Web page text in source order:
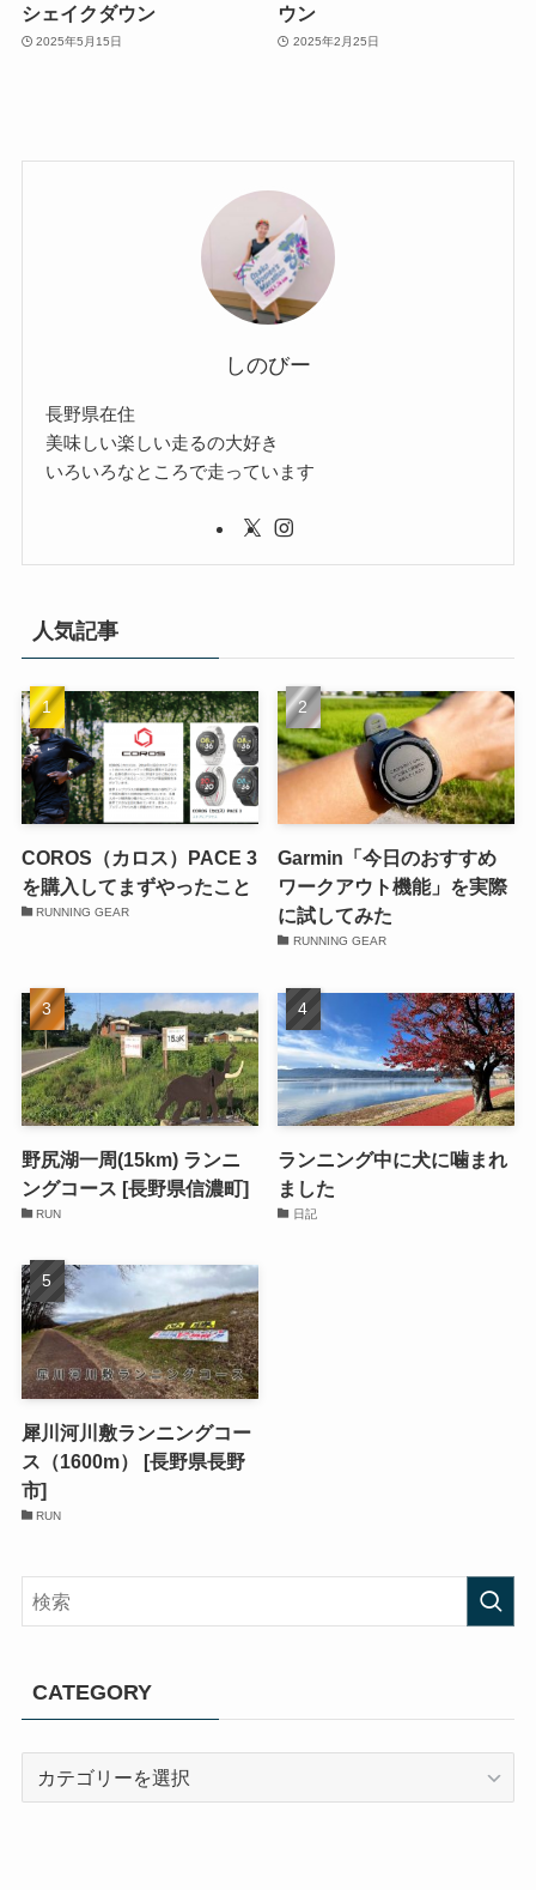
シェイクダウン
2025年5月15日
ウン
2025年2月25日
しのびー
長野県在住
美味しい楽しい走るの大好き
いろいろなところで走っています
人気記事
COROS（カロス）PACE 3
を購入してまずやったこと
RUNNING GEAR
Garmin「今日のおすすめ
ワークアウト機能」を実際
に試してみた
RUNNING GEAR
野尻湖一周(15km) ランニ
ングコース [長野県信濃町]
RUN
ランニング中に犬に噛まれ
ました
日記
犀川河川敷ランニングコー
ス（1600m） [長野県長野
市]
RUN
CATEGORY
CATEGORY